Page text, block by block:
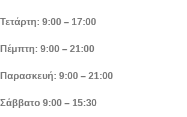
Τετάρτη: 9:00 – 17:00
Πέμπτη: 9:00 – 21:00
Παρασκευή: 9:00 – 21:00
Σάββατο 9:00 – 15:30